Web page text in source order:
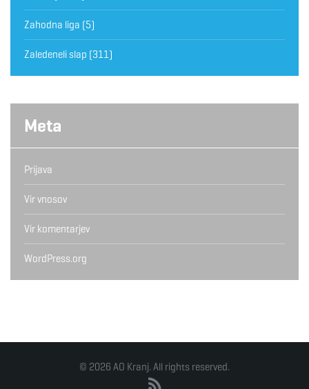
Zahodna liga (5)
Zaledeneli slap (311)
Meta
Prijava
Vir vnosov
Vir komentarjev
WordPress.org
© 2026 AO Kranj. All rights reserved.